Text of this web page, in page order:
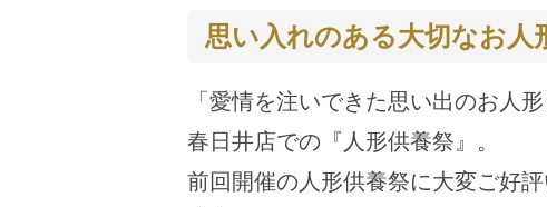
思い入れのある大切なお人
「愛情を注いできた思い出のお人
春日井店での『人形供養祭』。
前回開催の人形供養祭に大変ご好